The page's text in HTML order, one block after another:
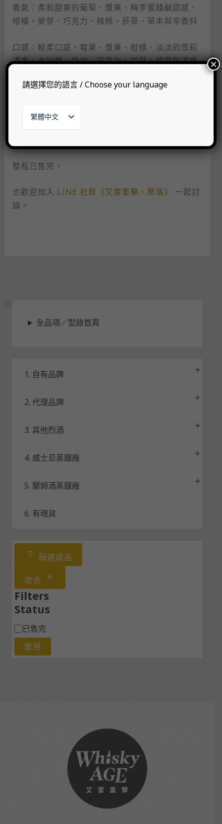
香氣：柔和甜美的葡萄、漿果、梅李蜜餞鹹甜感、
柑橘、麥芽、巧克力、核桃、菸草、草本與辛香料
口感：輕柔口感。莓果、漿果、柑橘、淡淡的雪莉
酒香、太妃糖、奶油、巧克力、甘草、荳蔻與溫暖
克力、堅果、淡淡木質感與辛香料
整瓶已售完。
也歡迎加入 LINE 社群《艾雷重擊・聚落》
一起討
論。
► 全品項／型錄首頁
1. 自有品牌
2. 代理品牌
3. 其他烈酒
4. 威士忌蒸餾廠
5. 蘭姆酒蒸餾廠
6. 有現貨
篩選商品
收合
Filters
Status
已售完
套用
請選擇您的語言 / Choose your language
繁體中文
English
한국어
×